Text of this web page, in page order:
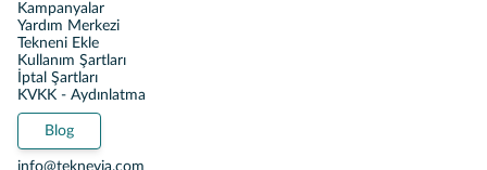
Kampanyalar
Yardım Merkezi
Tekneni Ekle
Kullanım Şartları
İptal Şartları
KVKK - Aydınlatma
Blog
info@teknevia.com